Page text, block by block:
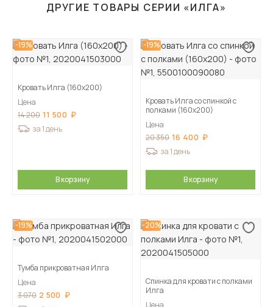
ДРУГИЕ ТОВАРЫ СЕРИИ «ИЛГА»
-19%
Кровать Илга (160х200)
Цена
14 200 11 500
за 1 день
В корзину
-19%
Кровать Илга со спинкой с
полками (160х200)
Цена
20 350 16 400
за 1 день
В корзину
-19%
Тумба прикроватная Илга
Цена
3 070 2 500
-20%
Спинка для кровати с полками
Илга
Цена